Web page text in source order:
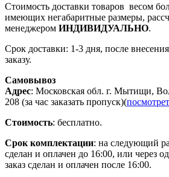
Стоимость доставки товаров весом
имеющих негабаритные размеры,
менеджером ИНДИВИДУАЛЬНО.
Срок доставки: 1-3 дня, после
заказу.
Самовывоз
Адрес: Московская обл. г. Мытищи,
208 (за час заказать пропуск)(
Стоимость: бесплатно.
Срок комплектации: на следующий
сделан и оплачен до 16:00, или через
заказ сделан и оплачен после 16:00.